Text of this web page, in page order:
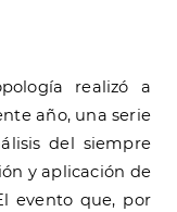
realizó a
año, una serie
del siempre
y aplicación de
evento que, por